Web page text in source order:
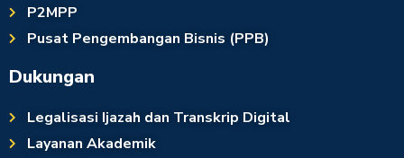
P2MPP
Pusat Pengembangan Bisnis (PPB)
Dukungan
Legalisasi Ijazah dan Transkrip Digital
Layanan Akademik